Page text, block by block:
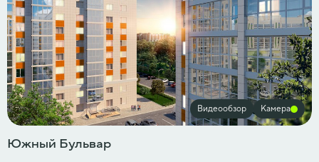
Видеообзор Камера
Южный Бульвар